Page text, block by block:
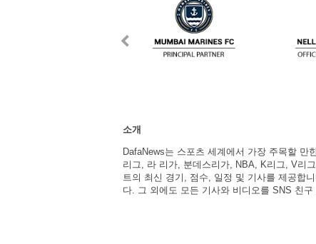
소개
DafaNews는 스포츠 세계에서 가장 주목할 만
리그, 라 리가, 분데스리가, NBA, K리그, V리
트의 최신 경기, 점수, 일정 및 기사를 제공합
다. 그 외에도 모든 기사와 비디오를 SNS 친